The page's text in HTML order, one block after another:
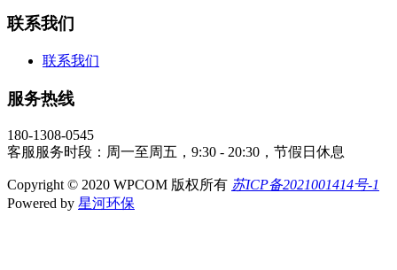
联系我们
联系我们
服务热线
180-1308-0545
客服服务时段：周一至周五，9:30 - 20:30，节假日休息
Copyright © 2020 WPCOM 版权所有 苏ICP备2021001414号-1
Powered by 星河环保